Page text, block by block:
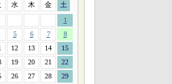
水 木 金
土
1
5 6 7
8
12 13 14
15
19 20 21
22
26 27 28
29